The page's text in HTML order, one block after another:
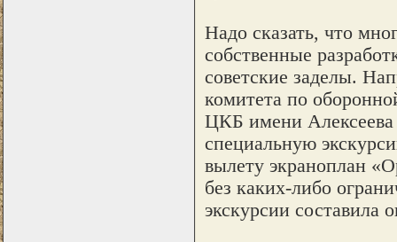
Надо сказать, что
собственные
советские заделы.
комитета по
ЦКБ имени Алексеева
специальную
вылету экраноплан
без каких-либо
экскурсии составила